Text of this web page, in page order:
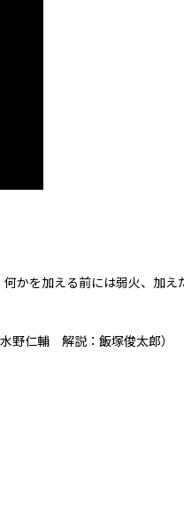
かを加える前には弱火、加え
野仁輔 解説：飯塚俊太郎）